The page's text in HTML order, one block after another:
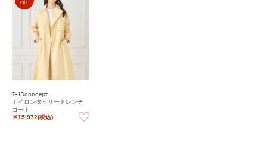
OFF
7-IDconcept.
ナイロンタッサートレンチ
コート
￥15,972(税込)